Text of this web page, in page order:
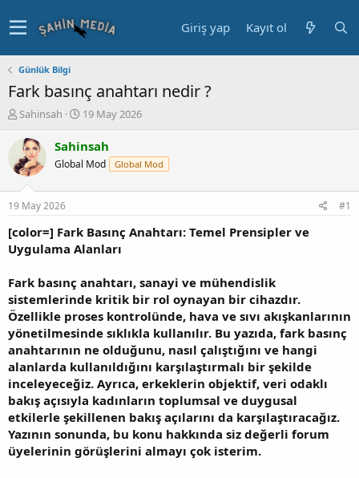
Giriş yap Kayıt ol
Günlük Bilgi
Fark basınç anahtarı nedir ?
K
n
u
y
b
a
ş
a
a
n
Sahinsah
B
ş
l
a
ç
t
a
i
h
i
19 May 2026
Sahinsah
Global Mod Global Mod
19 May 2026 #1
[color=] Fark Basınç Anahtarı: Temel Prensipler ve
Uygulama Alanları
Fark basınç anahtarı, sanayi ve mühendislik
sistemlerinde kritik bir rol oynayan bir cihazdır.
Özellikle proses kontrolünde, hava ve sıvı akışkanlarının
yönetilmesinde sıklıkla kullanılır. Bu yazıda, fark basınç
anahtarının ne olduğunu, nasıl çalıştığını ve hangi
alanlarda kullanıldığını karşılaştırmalı bir şekilde
inceleyeceğiz. Ayrıca, erkeklerin objektif, veri odaklı
bakış açısıyla kadınların toplumsal ve duygusal
etkilerle şekillenen bakış açılarını da karşılaştıracağız.
Yazının sonunda, bu konu hakkında siz değerli forum
üyelerinin görüşlerini almayı çok isterim.